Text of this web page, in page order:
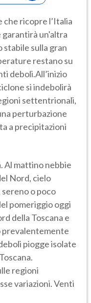
che ricopre l’Italia
un'altra
stabile sulla gran
restano su
deboli.All’inizio
si indebolirà
settentrionali,
perturbazione
a precipitazioni
Al mattino nebbie
Nord, cielo
o poco
pomeriggio oggi
della Toscana e
prevalentemente
piogge isolate
regioni
variazioni. Venti